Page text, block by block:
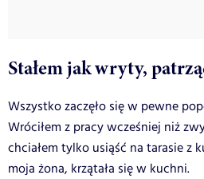
Stałem jak wryty,
Wszystko zaczęło się w pewne
Wróciłem z pracy wcześniej niż
chciałem tylko usiąść na tarasie z
moja żona, krzątała się w kuchni.